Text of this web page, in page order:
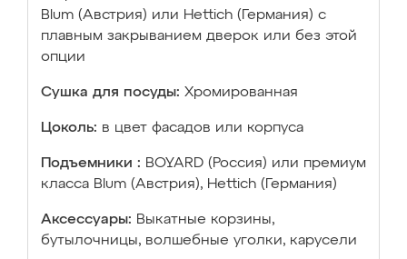
Blum (Австрия) или Hettich (Германия) с
плавным закрыванием дверок или без этой
опции
Сушка для посуды: Хромированная
Цоколь: в цвет фасадов или корпуса
Подъемники : BOYARD (Россия) или премиум
класса Blum (Австрия), Hettich (Германия)
Аксессуары: Выкатные корзины,
бутылочницы, волшебные уголки, карусели